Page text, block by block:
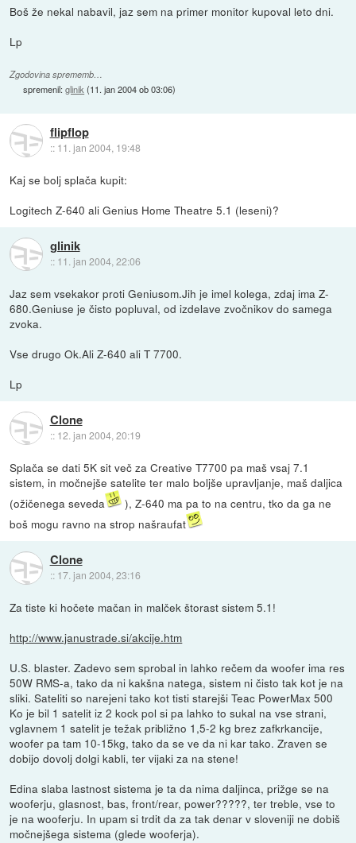
Boš že nekal nabavil, jaz sem na primer monitor kupoval leto dni.
Lp
Zgodovina sprememb…
spremenil:glinik (11. jan 2004 ob 03:06)
flipflop
:: 11. jan 2004, 19:48
Kaj se bolj splača kupit:
Logitech Z-640 ali Genius Home Theatre 5.1 (leseni)?
glinik
:: 11. jan 2004, 22:06
Jaz sem vsekakor proti Geniusom.Jih je imel kolega, zdaj ima Z-
680.Geniuse je čisto popluval, od izdelave zvočnikov do samega
zvoka.
Vse drugo Ok.Ali Z-640 ali T 7700.
Lp
Clone
:: 12. jan 2004, 20:19
Splača se dati 5K sit več za Creative T7700 pa maš vsaj 7.1
sistem, in močnejše satelite ter malo boljše upravljanje, maš daljica
(ožičenega seveda
), Z-640 ma pa to na centru, tko da ga ne
boš mogu ravno na strop našraufat
Clone
:: 17. jan 2004, 23:16
Za tiste ki hočete mačan in malček štorast sistem 5.1!
http://www.janustrade.si/akcije.htm
U.S. blaster. Zadevo sem sprobal in lahko rečem da woofer ima res
50W RMS-a, tako da ni kakšna natega, sistem ni čisto tak kot je na
sliki. Sateliti so narejeni tako kot tisti starejši Teac PowerMax 500
Ko je bil 1 satelit iz 2 kock pol si pa lahko to sukal na vse strani,
vglavnem 1 satelit je težak približno 1,5-2 kg brez zafkrkancije,
woofer pa tam 10-15kg, tako da se ve da ni kar tako. Zraven se
dobijo dovolj dolgi kabli, ter vijaki za na stene!
Edina slaba lastnost sistema je ta da nima daljinca, prižge se na
wooferju, glasnost, bas, front/rear, power?????, ter treble, vse to
je na wooferju. In upam si trdit da za tak denar v sloveniji ne dobiš
močnejšega sistema (glede wooferja).